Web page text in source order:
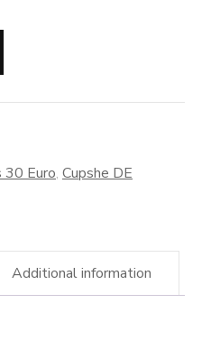
30 Euro, Cupshe DE
Additional information